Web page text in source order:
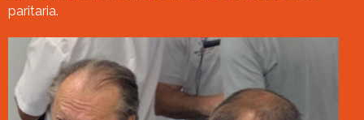
paritaria.